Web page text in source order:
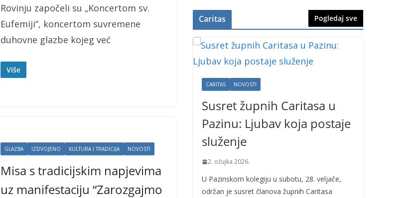
Rovinju započeli su „Koncertom sv.
Eufemiji“, koncertom suvremene
duhovne glazbe kojeg već
Više
GLAZBA IZDVOJENO KULTURA I TRADICIJA NOVOSTI
Misa s tradicijskim napjevima
uz manifestaciju “Zarozgajmo
Caritas Pogledaj sve
CARITAS NOVOSTI
Susret župnih Caritasa u
Pazinu: Ljubav koja postaje
služenje
2. ožujka 2026.
U Pazinskom kolegiju u subotu, 28. veljače,
održan je susret članova župnih Caritasa